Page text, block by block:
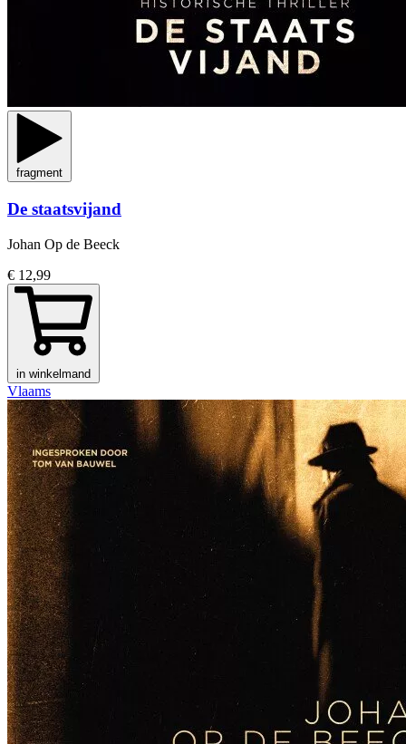
fragment
De staatsvijand
Johan Op de Beeck
€ 12,99
in winkelmand
Vlaams